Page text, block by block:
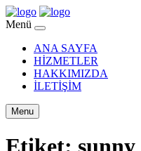
Menü
ANA SAYFA
HİZMETLER
HAKKIMIZDA
İLETİŞİM
Menu